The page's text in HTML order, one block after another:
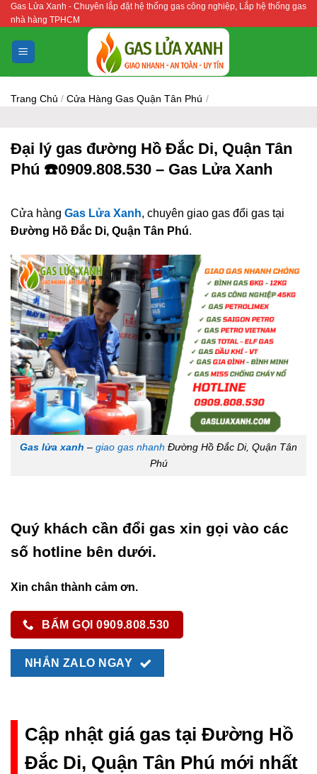
Bỏ
qua
nội
dung
Gas Lửa Xanh - Chuyên lắp đặt hệ thống gas công nghiệp, Lắp hệ thống gas
nhà hàng TPHCM
Trang Chủ / Cửa Hàng Gas Quận Tân Phú /
Đại lý gas đường Hồ Đắc Di, Quận Tân
Phú ☎️0909.808.530 – Gas Lửa Xanh
Cửa hàng Gas Lửa Xanh, chuyên giao gas đổi gas tại
Đường Hồ Đắc Di, Quận Tân Phú.
Gas lửa xanh – giao gas nhanh Đường Hồ Đắc Di, Quận Tân
Phú
Quý khách cần đổi gas xin gọi vào các
số hotline bên dưới.
Xin chân thành cảm ơn.
BẤM GỌI 0909.808.530
NHẮN ZALO NGAY
Cập nhật giá gas tại Đường Hồ
Đắc Di, Quận Tân Phú mới nhất